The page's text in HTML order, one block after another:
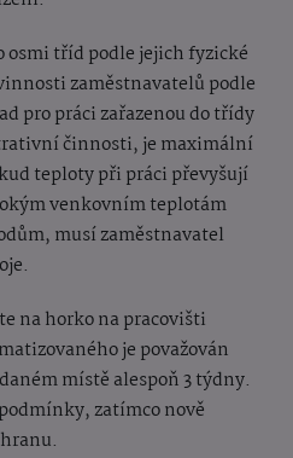
osmi tříd podle jejich fyzické
zaměstnavatelů podle
pro práci zařazenou do třídy
činnosti, je maximální
teploty při práci převyšují
venkovním teplotám
musí zaměstnavatel
na horko na pracovišti
je považován
místě alespoň 3 týdny.
zatímco nově